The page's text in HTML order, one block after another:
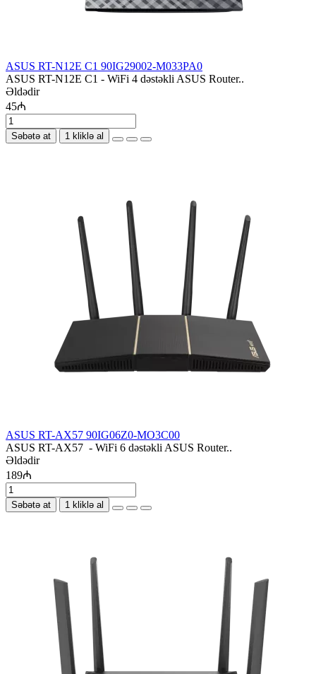
ASUS RT-N12E C1 90IG29002-M033PA0
ASUS RT-N12E C1 - WiFi 4 dəstəkli ASUS Router..
Əldədir
45₼
Səbətə at 1 kliklə al
ASUS RT-AX57 90IG06Z0-MO3C00
ASUS RT-AX57 - WiFi 6 dəstəkli ASUS Router..
Əldədir
189₼
Səbətə at 1 kliklə al